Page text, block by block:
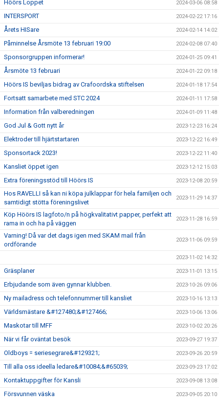
Höörs Loppet 2024-03-06 08:58
INTERSPORT 2024-02-22 17:16
Årets HISare 2024-02-14 14:02
Påminnelse Årsmöte 13 februari 19:00 2024-02-08 07:40
Sponsorgruppen informerar! 2024-01-25 09:41
Årsmöte 13 februari 2024-01-22 09:18
Höörs IS beviljas bidrag av Crafoordska stiftelsen 2024-01-18 17:54
Fortsatt samarbete med STC 2024 2024-01-11 17:58
Information från valberedningen 2024-01-09 11:48
God Jul & Gott nytt år 2023-12-23 16:24
Elektroder till hjärtstartaren 2023-12-22 16:49
Sponsortack 2023! 2023-12-22 11:40
Kansliet öppet igen 2023-12-12 15:03
Extra föreningsstöd till Höörs IS 2023-12-08 20:59
Hos RAVELLI så kan ni köpa julklappar för hela familjen och
samtidigt stötta föreningslivet
2023-11-29 14:37
Köp Höörs IS lagfoto/n på högkvalitativt papper, perfekt att
rama in och ha på väggen
2023-11-28 16:59
Varning! Då var det dags igen med SKAM mail från
ordförande
2023-11-06 09:59
2023-11-02 14:32
Gräsplaner 2023-11-01 13:15
Erbjudande som även gynnar klubben. 2023-10-26 09:06
Ny mailadress och telefonnummer till kansliet 2023-10-16 13:13
Världsmästare &#127480;&#127466; 2023-10-06 13:06
Maskotar till MFF 2023-10-02 20:26
När vi får oväntat besök 2023-09-27 19:37
Oldboys = seriesegrare&#129321; 2023-09-26 20:59
Till alla oss ideella ledare&#10084;&#65039; 2023-09-23 17:02
Kontaktuppgifter för Kansli 2023-09-08 13:08
Försvunnen väska 2023-09-05 20:10